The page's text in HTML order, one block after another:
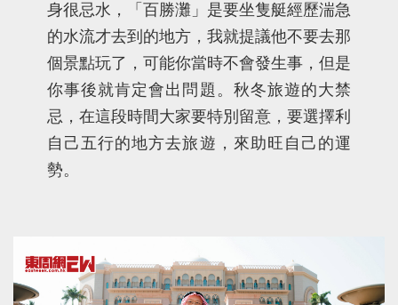
身很忌水，「百勝灘」是要坐隻艇經歷湍急
的水流才去到的地方，我就提議他不要去那
個景點玩了，可能你當時不會發生事，但是
你事後就肯定會出問題。秋冬旅遊的大禁
忌，在這段時間大家要特別留意，要選擇利
自己五行的地方去旅遊，來助旺自己的運
勢。